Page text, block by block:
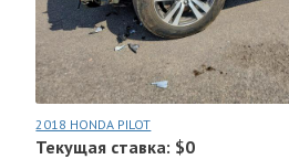
2018 HONDA PILOT
Текущая ставка: $0